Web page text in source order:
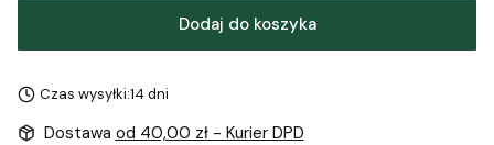
Dodaj do koszyka
Czas wysyłki:14 dni
Dostawa od 40,00 zł - Kurier DPD